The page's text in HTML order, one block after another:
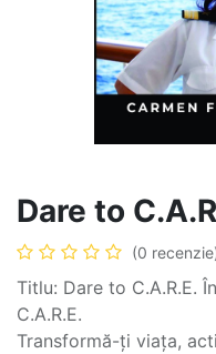
Dare to
(0
Titlu: Dare to C.A.R.E.
C.A.R.E.
Transformă-ți viața,